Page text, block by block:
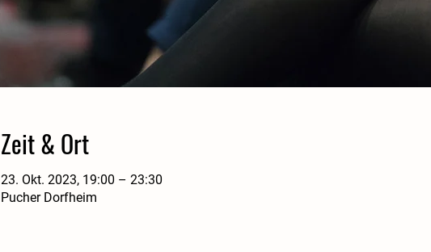
Zeit & Ort
23. Okt. 2023, 19:00 – 23:30
Pucher Dorfheim